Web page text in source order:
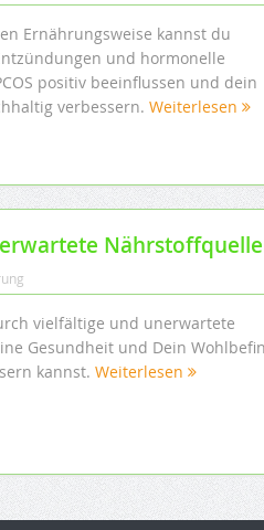
Ernährungsweise kannst du
und hormonelle
positiv beeinflussen und dein
verbessern. Weiterlesen
vielfältige und unerwartete
Gesundheit und Dein
kannst. Weiterlesen